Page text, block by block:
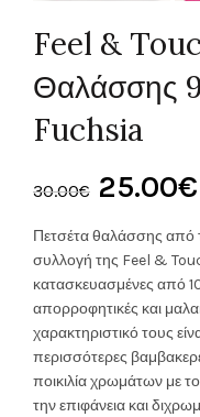
Feel &
Θαλάσσης
Fuchsia
30.00€ Original
price
was:
30.00€.
25.00€
Πετσέτα θαλάσσης από
συλλογή της Feel &
κατασκευασμένες από
απορροφητικές και
χαρακτηριστικό τους
περισσότερες
ποικιλία χρωμάτων με
την επιφάνεια και